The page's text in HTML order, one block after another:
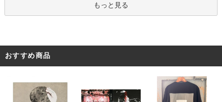
もっと見る
おすすめ商品